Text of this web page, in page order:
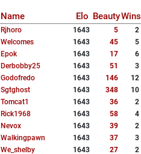
Name Elo BeautyWins
Rjhoro 1643 5
2
Welcomes 1643 45
5
Epok 1643 17
6
Derbobby25 1643 51
3
Godofredo 1643 146
12
Sgtghost 1643 348
10
Tomcat1 1643 36
2
Rick1968 1643 58
4
Nevox 1643 39
2
Walkingpawn 1643 37
3
We_shelby 1643 27
2